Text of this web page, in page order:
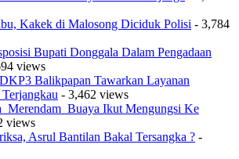
Kakek di Malosong Diciduk Polisi - 3,784
Bupati Donggala Dalam Pengadaan
views
Balikpapan Tawarkan Layanan
- 3,462 views
Merendam Buaya Ikut Mengungsi Ke
views
Asrul Bantilan Bakal Tersangka ? -